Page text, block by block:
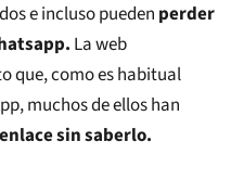
e incluso pueden perder
La web
que, como es habitual
muchos de ellos han
sin saberlo.